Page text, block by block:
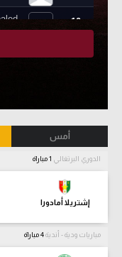
أمس
الدوري البرتغالي
إشتريلا أمادورا
مباريات ودية - أندية